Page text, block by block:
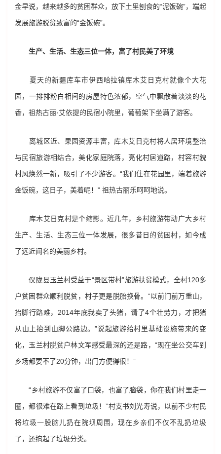
金早说，越来越多的贫困群众，放下土里刨食的“泥饭碗”，端起
发展旅游脱贫致富的“金饭碗”。
生产、生活、生态三位一体，富了村民美了环境
夏天的新疆库车市伊西哈拉镇库木艾日克村就像个大花
园，一排排粉白相间的房屋特色浓郁，空气中飘散着淡淡的花
香，祖热古丽·艾依提的民宿小院里，葡萄架下坐满了游客。
离城区近、果园资源丰富，库木艾日克村将人居环境整治
与民宿旅游相结合，美化家庭院落，亮化村居道路，村容村貌
村风焕然一新，吸引了不少游客。“我们住在花园里，端着旅游
金饭碗，这日子，美着呢！” 祖热古丽乐呵呵地说。
库木艾日克村是个缩影。近几年，乡村旅游带动广大乡村
生产、生活、生态三位一体发展，很多昔日的贫困村，如今成
了远近闻名的美丽乡村。
仪陇县玉兰村受益于“景区带村”旅游扶贫模式，全村120多
户贫困群众顺利脱贫，村子更是脱胎换骨。“以前门前万重山，
抬脚行路难，2014年底我卖了头猪，请了4个壮劳力，才把猪
从山上抬到山脚公路边。”说起旅游给村里基础设施带来的变
化，玉兰村脱贫户林文军感受最深的还是路，“现在坐公交车到
乡场都要不了20分钟，出门方便得很！”
“乡村旅游不仅富了口袋，也富了脑袋，你在我们村里走一
圈，都很难在路上看到垃圾！”村支书刘光寿说，以前不少村民
将垃圾一股脑儿扔在院坝周围，现在乡亲们不仅不乱扔垃圾
了，还搞起了垃圾分类。